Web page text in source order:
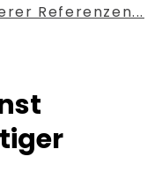
Referenzen...